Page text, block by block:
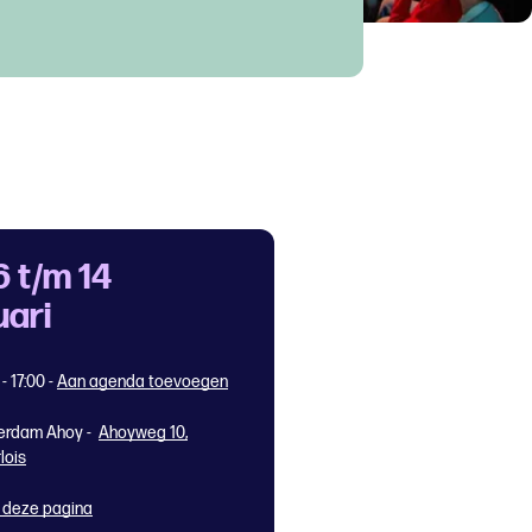
t/m 14
17:00-Aan agenda toevoegen
Ahoy - Ahoyweg 10,
pagina